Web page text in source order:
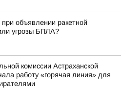
объявлении ракетной
угрозы БПЛА?
комиссии Астраханской
работу «горячая линия» для